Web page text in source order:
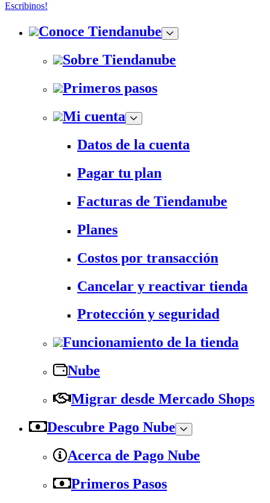
Escribinos!
Conoce Tiendanube
Sobre Tiendanube
Primeros pasos
Mi cuenta
Datos de la cuenta
Pagar tu plan
Facturas de Tiendanube
Planes
Costos por transacción
Cancelar y reactivar tienda
Protección y seguridad
Funcionamiento de la tienda
Nube
Migrar desde Mercado Shops
Descubre Pago Nube
Acerca de Pago Nube
Primeros Pasos